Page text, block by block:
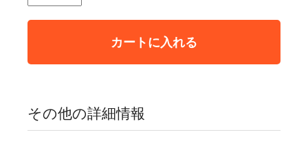
カートに入れる
その他の詳細情報